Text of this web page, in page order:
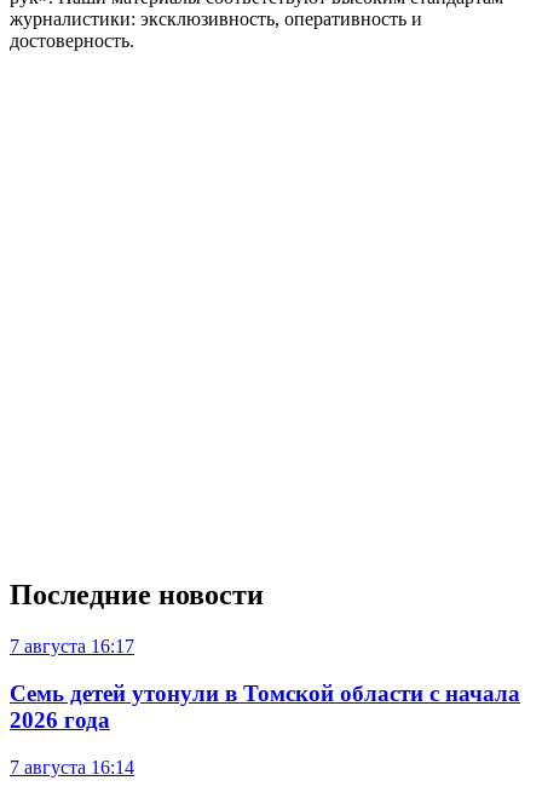
журналистики: эксклюзивность, оперативность и
достоверность.
Последние новости
7 августа 16:17
Семь детей утонули в Томской области с начала
2026 года
7 августа 16:14